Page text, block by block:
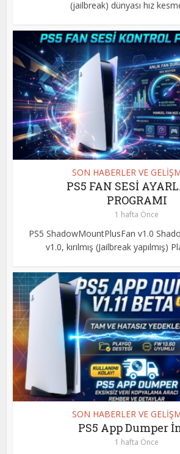
(jailbreak) dünyası hız
SON HABERLER VE
PS5 FAN SESİ
PROGRAMI
1 hafta Önce
PS5 ShadowMountPlusFan v1.0
v1.0, kırılmış (Jailbreak yapılmış)
SON HABERLER VE
PS5 App Dumper
1 hafta Önce